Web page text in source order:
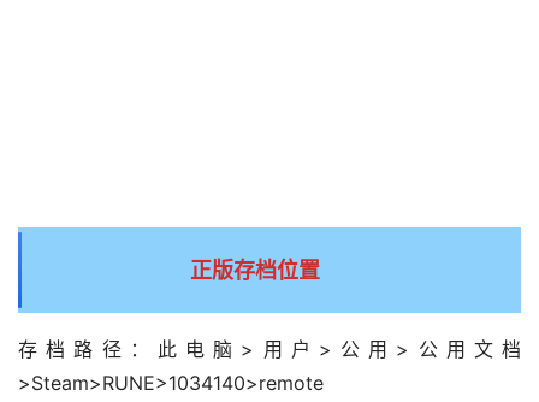
正版存档位置
存档路径：此电脑>用户>公用>公用文档
>Steam>RUNE>1034140>remote